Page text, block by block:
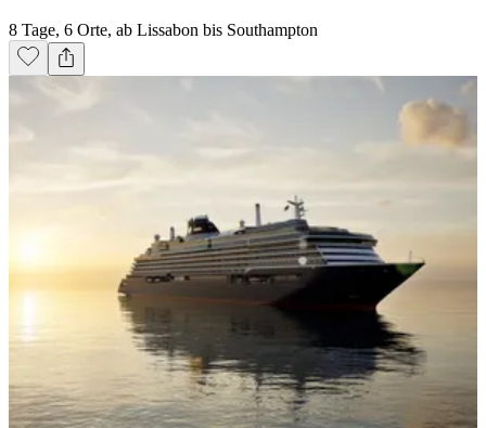
8 Tage, 6 Orte, ab Lissabon bis Southampton